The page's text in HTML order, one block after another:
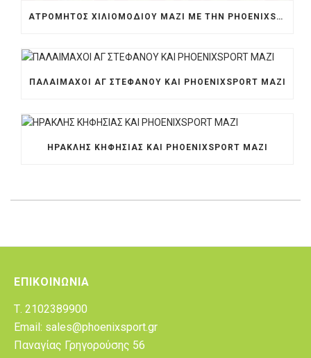
ΑΤΡΟΜΗΤΟΣ ΧΙΛΙΟΜΟΔΙΟΥ ΜΑΖΙ ΜΕ ΤΗΝ PHOENIXSPORT
ΠΑΛΑΙΜΑΧΟΙ ΑΓ ΣΤΕΦΑΝΟΥ ΚΑΙ PHOENIXSPORT ΜΑΖΙ
ΗΡΑΚΛΗΣ ΚΗΦΗΣΙΑΣ ΚΑΙ PHOENIXSPORT MAZI
ΕΠΙΚΟΙΝΩΝΊΑ
Τ. 2102389900
Email: sales@phoenixsport.gr
Παναγίας Γρηγορούσης 56